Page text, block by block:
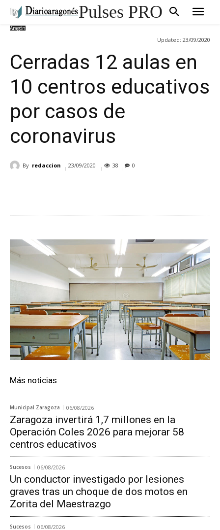
Pulses PRO
Aragón
Updated: 23/09/2020
Cerradas 12 aulas en
10 centros educativos
por casos de
coronavirus
By redaccion 23/09/2020 38 0
Más noticias
Municipal Zaragoza 06/08/2026
Zaragoza invertirá 1,7 millones en la
Operación Coles 2026 para mejorar 58
centros educativos
Sucesos 06/08/2026
Un conductor investigado por lesiones
graves tras un choque de dos motos en
Zorita del Maestrazgo
Sucesos 06/08/2026